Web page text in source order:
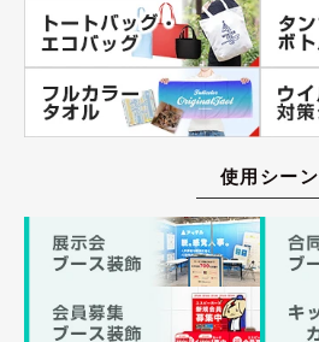
使用シーン